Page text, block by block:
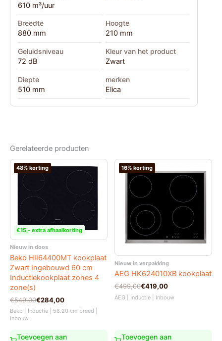
610 m³/uur
Breedte
880 mm
Hoogte
210 mm
Geluidsniveau
72 dB
Kleur van het product
Zwart
Diepte
510 mm
merken
Elica
Gerelateerde producten
€15,- extra afhaalkorting
48% korting
Nieuw in doos
Beko HII64400MT kookplaat
Zwart Ingebouwd 60 cm
Inductiekookplaat zones 4
zone(s)
€549,00
Oorspronkelijke
prijs
was:
€284,00
Huidige
prijs
is:
Beko | Inductie | 58.20 cm breed |
Inbouw
Toevoegen aan
16% korting
Nieuw in verpakking
AEG HK624010XB kookplaat
€499,00
Oorspronkelijke
prijs
was:
€419,00
Huidige
prijs
AEG | Inductie | Inbouw
Toevoegen aan